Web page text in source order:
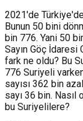
2021'de
Bunun 50 bini
bin 776. Yani 50
Sayın Göç
fark ne oldu? Bu
776 Suriyeli
sayısı 362 bin
sayı 36 bin. Nasıl
bu Suriyelilere?